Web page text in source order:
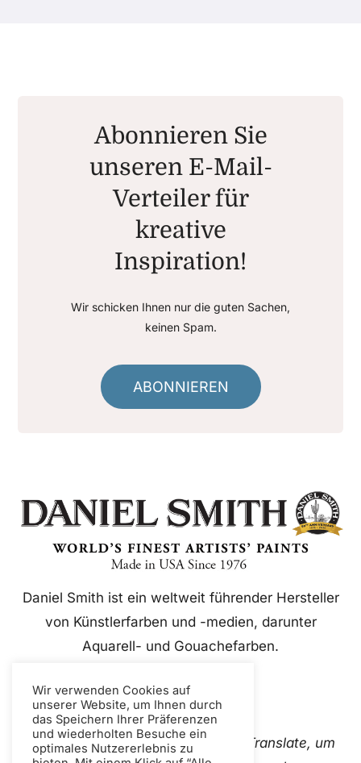
Abonnieren Sie
unseren E-Mail-
Verteiler für
kreative
Inspiration!
Wir schicken Ihnen nur die guten Sachen,
keinen Spam.
ABONNIEREN
Daniel Smith ist ein weltweit führender Hersteller
von Künstlerfarben und -medien, darunter
Aquarell- und Gouachefarben.
Diese Website verwendet Google Translate, um
Wir verwenden Cookies auf
unserer Website, um Ihnen durch
das Speichern Ihrer Präferenzen
und wiederholten Besuche ein
optimales Nutzererlebnis zu